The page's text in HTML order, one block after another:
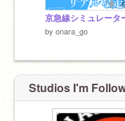
by onara_go
Studios I'm